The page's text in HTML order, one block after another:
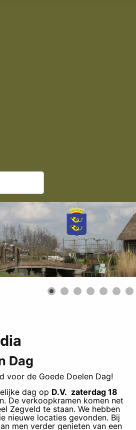
Dag
voor de Goede Doelen Dag!
dag op D.V. zaterdag 18
De verkoopkramen komen net
Zegveld te staan. We hebben
nieuwe locaties gevonden. Bij
men verder genieten van een